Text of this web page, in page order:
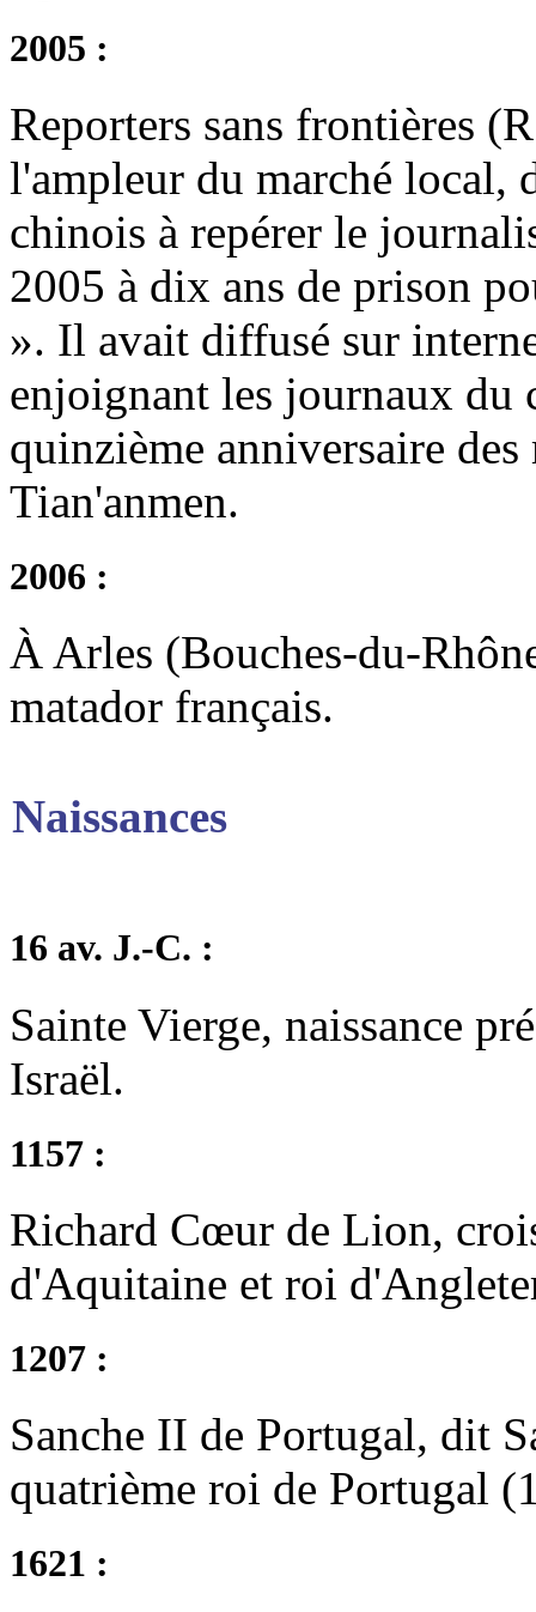
2005 :
Reporters sans frontières
l'ampleur du marché local,
chinois à repérer le
2005 à dix ans de prison
». Il avait diffusé sur
enjoignant les journaux du
quinzième anniversaire
Tian'anmen.
2006 :
À Arles (Bouches-du-
matador français.
Naissances
16 av. J.-C. :
Sainte Vierge, naissance
Israël.
1157 :
Richard Cœur de Lion,
d'Aquitaine et roi
1207 :
Sanche II de Portugal, dit
quatrième roi de Portugal
1621 :